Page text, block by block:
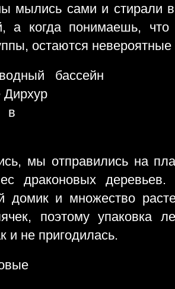
мылись сами и стирали
а когда понимаешь,
остаются невероятные
мы отправились на
драконовых
домик и множество
поэтому упаковка
и не пригодилась.